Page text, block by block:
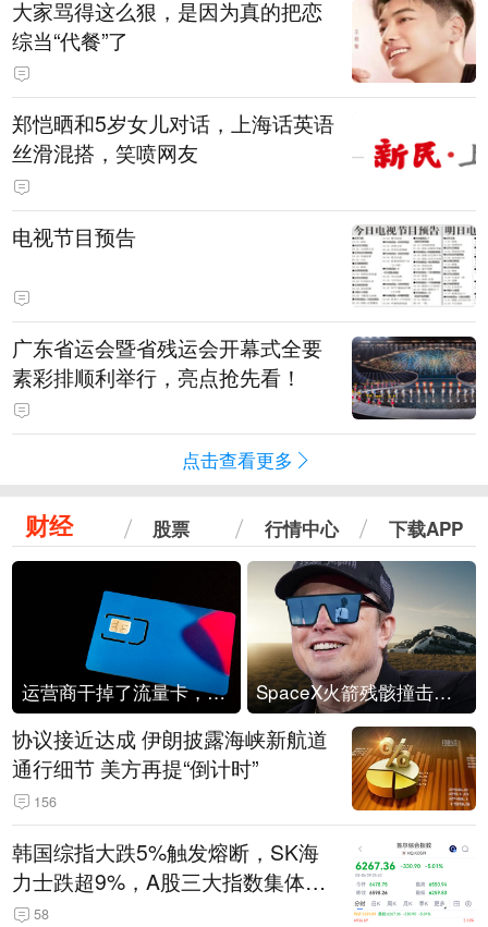
大家骂得这么狠，是因为真的把恋
综当“代餐”了
郑恺晒和5岁女儿对话，上海话英语
丝滑混搭，笑喷网友
电视节目预告
广东省运会暨省残运会开幕式全要
素彩排顺利举行，亮点抢先看！
点击查看更多
财经 股票 行情中心 下载APP
运营商干掉了流量卡，他们真的玩不起了 SpaceX火箭残骸撞击月球
协议接近达成 伊朗披露海峡新航道
通行细节 美方再提“倒计时”
156
韩国综指大跌5%触发熔断，SK海
力士跌超9%，A股三大指数集体低
开 58